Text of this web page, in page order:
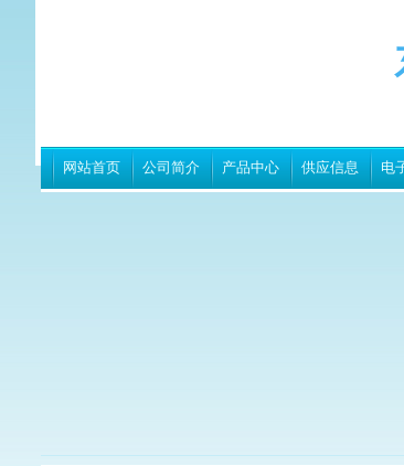
网站首页 公司简介 产品中心 供应信息 电